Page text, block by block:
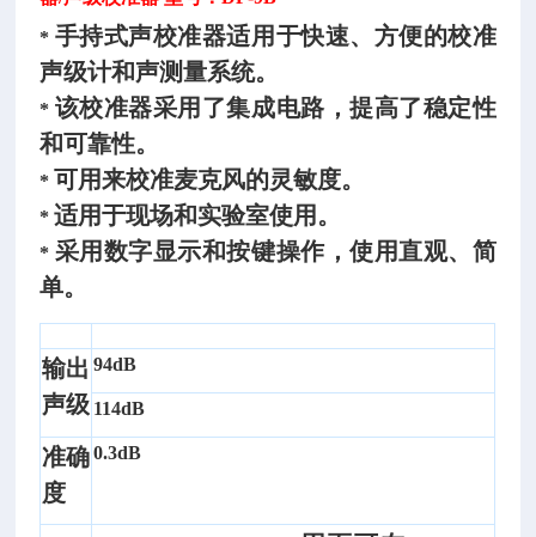
* 手持式声校准器适用于快速、方便的校准
声级计和声测量系统。
* 该校准器采用了集成电路，提高了稳定性
和可靠性。
* 可用来校准麦克风的灵敏度。
*适用于现场和实验室使用。
* 采用数字显示和按键操作，使用直观、简
单。
输出
声级
94dB
114dB
准确
度
0.3dB